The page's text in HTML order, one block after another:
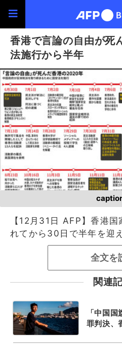
香港で言論の自由が
法施行から半年
【12月31日 AFP】香港
れてから30日で半年を迎
全文を
関連
「中国
罪判決、